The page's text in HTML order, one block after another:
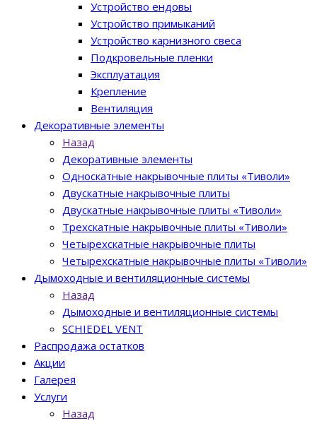
Устройство ендовы
Устройство примыканий
Устройство карнизного свеса
Подкровельные пленки
Эксплуатация
Крепление
Вентиляция
Декоративные элементы
Назад
Декоративные элементы
Односкатные накрывочные плиты «Тиволи»
Двускатные накрывочные плиты
Двускатные накрывочные плиты «Тиволи»
Трехскатные накрывочные плиты «Тиволи»
Четырехскатные накрывочные плиты
Четырехскатные накрывочные плиты «Тиволи»
Дымоходные и вентиляционные системы
Назад
Дымоходные и вентиляционные системы
SCHIEDEL VENT
Распродажа остатков
Акции
Галерея
Услуги
Назад